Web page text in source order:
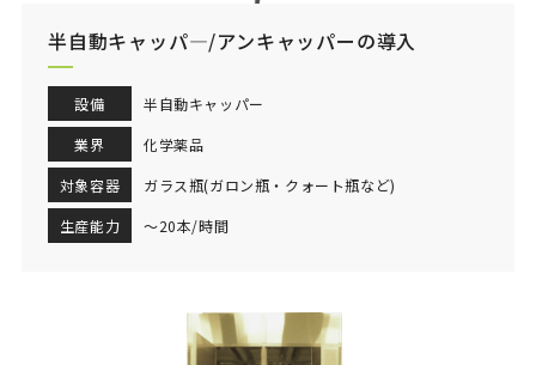
半自動キャッパ―/アンキャッパーの導入
設備
半自動キャッパー
業界
化学薬品
対象容器
ガラス瓶(ガロン瓶・クォート瓶など)
生産能力
～20本/時間